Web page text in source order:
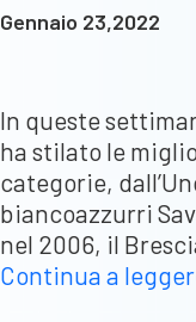
Gennaio 23,2022
In queste
ha stilato le
categorie,
biancoazzurri
nel 2006, il
Continua a